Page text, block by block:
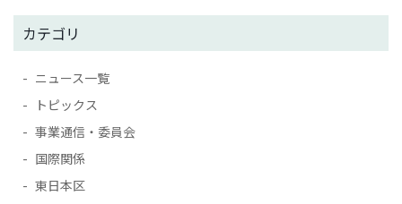
カテゴリ
ニュース一覧
トピックス
事業通信・委員会
国際関係
東日本区